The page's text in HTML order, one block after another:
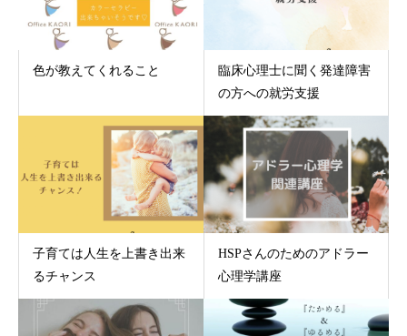
色が教えてくれること
臨床心理士に聞く発達障害
の方への就労支援
子育ては人生を上書き出来
るチャンス
HSPさんのためのアドラー
心理学講座